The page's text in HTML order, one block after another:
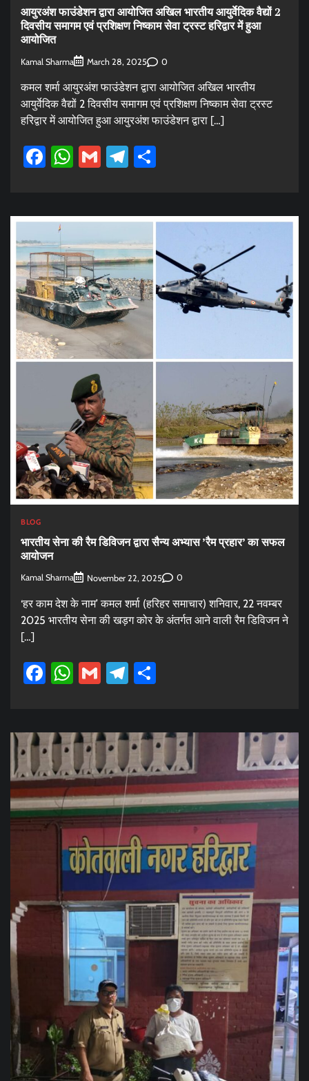
आयुरअंश फाउंडेशन द्वारा आयोजित अखिल भारतीय आयुर्वेदिक वैद्यों 2
दिवसीय समागम एवं प्रशिक्षण निष्काम सेवा ट्रस्ट हरिद्वार में हुआ
आयोजित
Kamal Sharma March 28, 2025 0
कमल शर्मा आयुरअंश फाउंडेशन द्वारा आयोजित अखिल भारतीय
आयुर्वेदिक वैद्यों 2 दिवसीय समागम एवं प्रशिक्षण निष्काम सेवा ट्रस्ट
हरिद्वार में आयोजित हुआ आयुरअंश फाउंडेशन द्वारा […]
Facebook
WhatsApp
GmailTelegram
BLOG
भारतीय सेना की रैम डिविजन द्वारा सैन्य अभ्यास ’रैम प्रहार’ का सफल
आयोजन
Kamal Sharma November 22, 2025 0
‘हर काम देश के नाम’ कमल शर्मा (हरिहर समाचार) शनिवार, 22 नवम्बर
2025 भारतीय सेना की खड़ग कोर के अंतर्गत आने वाली रैम डिविजन ने
[…]
Facebook
WhatsApp
GmailTelegram